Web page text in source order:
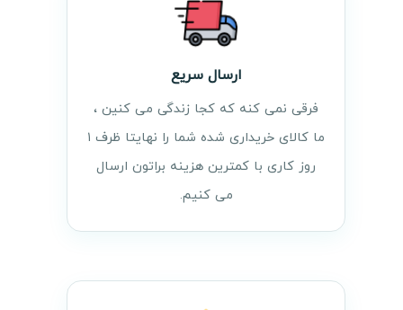
ارسال سریع
فرقی نمی کنه که کجا زندگی می کنین ،
ما کالای خریداری شده شما را نهایتا ظرف ۱
روز کاری با کمترین هزینه براتون ارسال
می کنیم.